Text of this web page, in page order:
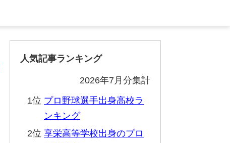
人気記事ランキング
2026年7月分集計
1位 プロ野球選手出身高校ラ
ンキング
2位 享栄高等学校出身のプロ